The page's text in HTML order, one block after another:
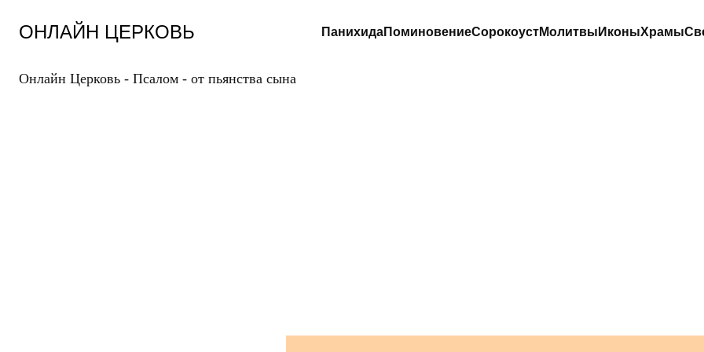
содержанию
ОНЛАЙН ЦЕРКОВЬ ПанихидаПоминовениеСорокоустМолитвы ИконыХрамы
Онлайн Церковь - Псалом - от пьянства сына